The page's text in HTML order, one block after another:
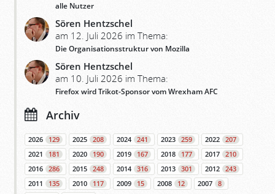
alle Nutzer
Sören Hentzschel
am 12. Juli 2026 im Thema:
Die Organisationsstruktur von Mozilla
Sören Hentzschel
am 10. Juli 2026 im Thema:
Firefox wird Trikot-Sponsor vom Wrexham AFC
Archiv
2026 129 2025 208 2024 241 2023 259 2022
207
2021
181 2020 190 2019 167 2018 177 2017
210
2016
286 2015 248 2014 316 2013 301 2012
243
2011
135 2010 117 2009 15 2008 12 2007 8